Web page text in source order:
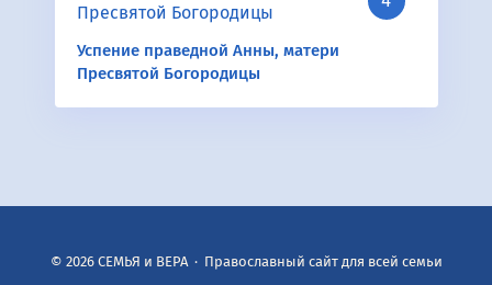
Успение праведной Анны, матери
Пресвятой Богородицы
© 2026 СЕМЬЯ и ВЕРА· Православный сайт для всей семьи